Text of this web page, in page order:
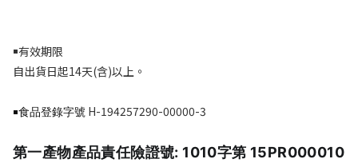
￭有效期限
自出貨日起14天(含)以上。
￭食品登錄字號 H-194257290-00000-3
第一產物產品責任險證號: 1010字第 15PR000010